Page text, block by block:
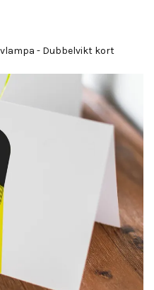
- Dubbelvikt kort